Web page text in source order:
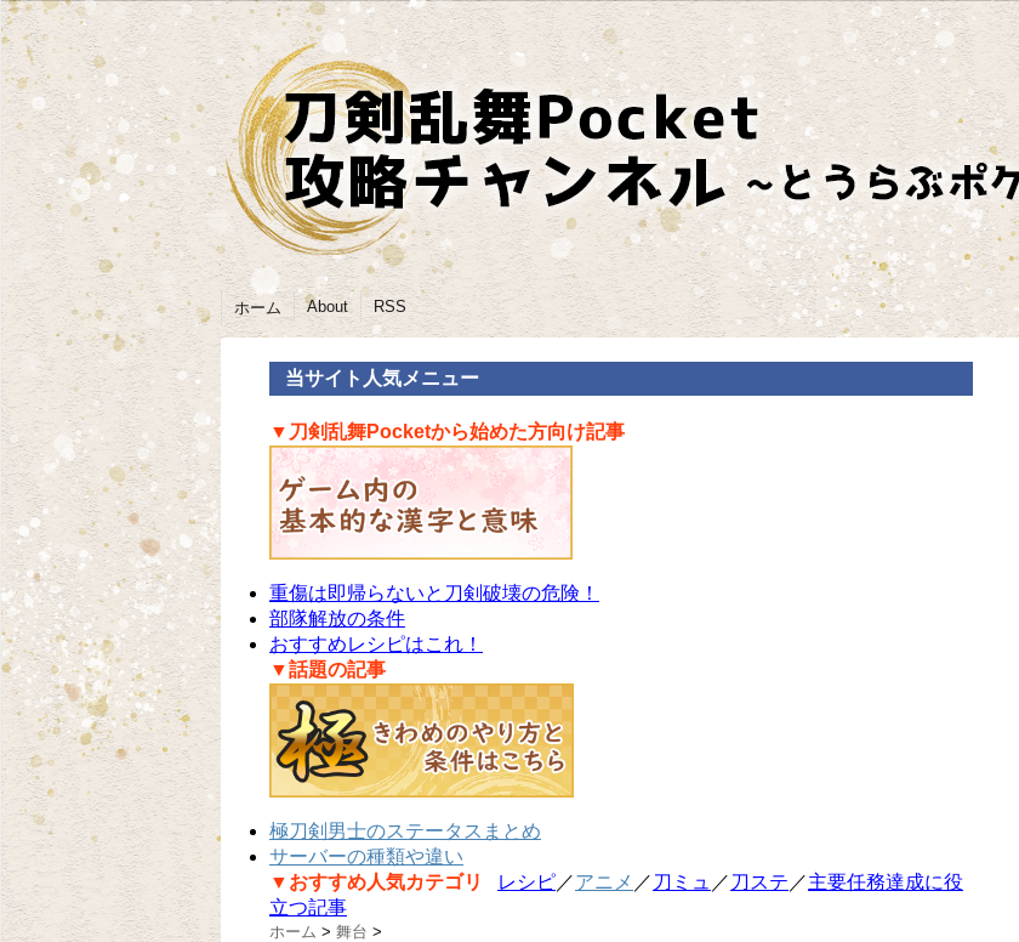
ホーム About RSS
当サイト人気メニュー
▼刀剣乱舞Pocketから始めた方向け記事
重傷は即帰らないと刀剣破壊の危険！
部隊解放の条件
おすすめレシピはこれ！
▼話題の記事
極刀剣男士のステータスまとめ
サーバーの種類や違い
▼おすすめ人気カテゴリ
レシピ／アニメ ／ 刀ミュ ／ 刀ステ ／主要任務達成に役
立つ記事
ホーム > 舞台 >